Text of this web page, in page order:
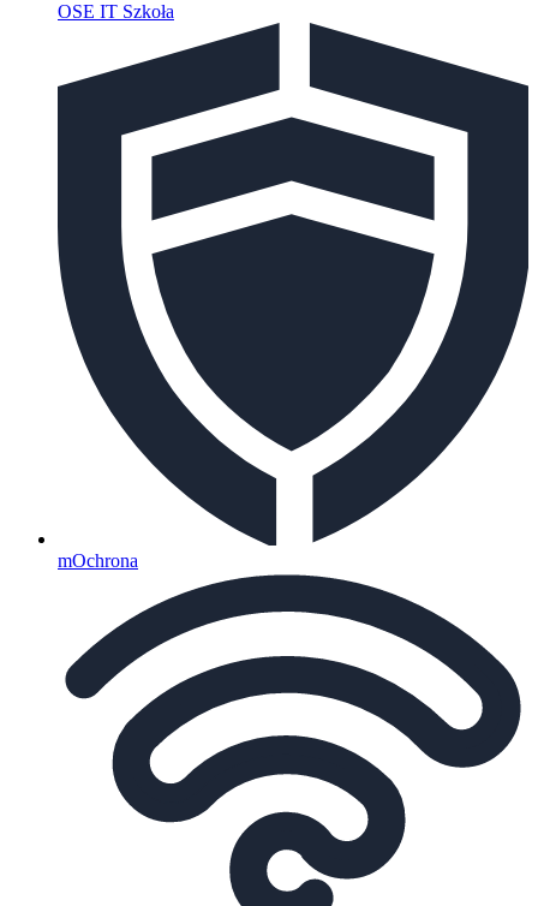
OSE IT Szkoła
mOchrona